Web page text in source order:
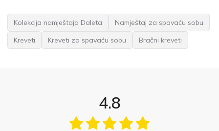
Kolekcija namještaja Daleta
Namještaj za spavaću sobu
Kreveti
Kreveti za spavaću sobu Bračni kreveti
4.8